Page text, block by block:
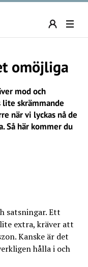
omöjliga
mod och
lite skrämmande
när vi lyckas nå de
Så här kommer du
satsningar. Ett
extra, kräver att
Kanske är det
hålla i och